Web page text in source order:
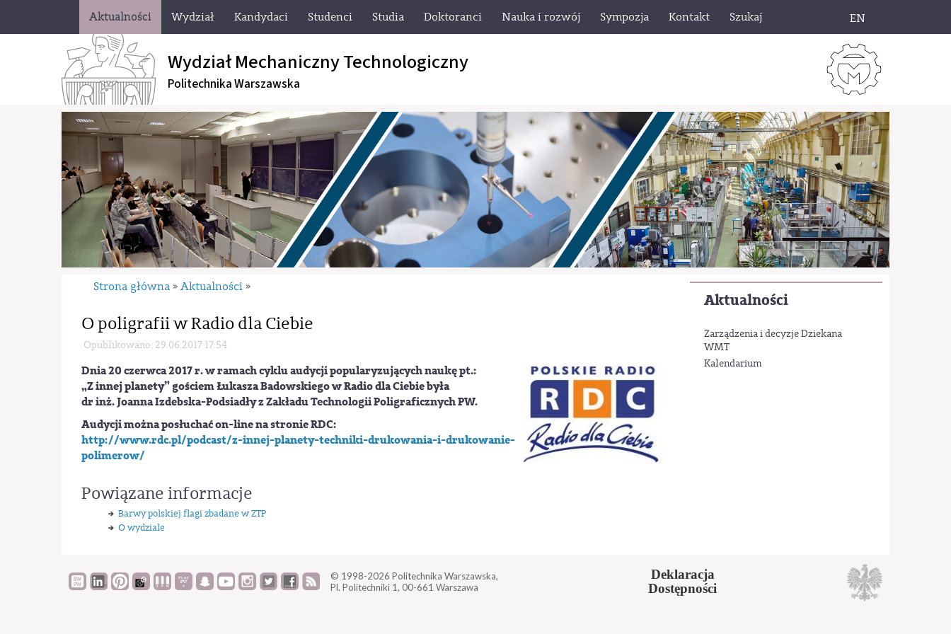
Aktualności Wydział Kandydaci Studenci Studia Doktoranci Nauka i rozwój Sympozja Kontakt Szukaj EN
Wydział Mechaniczny Technologiczny
Politechnika Warszawska
Aktualności
Zarządzenia i decyzje Dziekana
WMT
Kalendarium
Strona główna » Aktualności »
O poligrafii w Radio dla Ciebie
Opublikowano: 29.06.2017 17:54
Dnia 20 czerwca 2017 r. w ramach cyklu audycji popularyzujących naukę pt.:
„Z innej planety” gościem Łukasza Badowskiego w Radio dla Ciebie była
dr inż. Joanna Izdebska-Podsiadły z Zakładu Technologii Poligraficznych PW.
Audycji można posłuchać on-line na stronie RDC:
http://www.rdc.pl/podcast/z-innej-planety-techniki-drukowania-i-drukowanie-
polimerow/
Powiązane informacje
Barwy polskiej flagi zbadane w ZTP
O wydziale
© 1998-2026 Politechnika Warszawska,
Pl. Politechniki 1, 00-661 Warszawa
Deklaracja
Dostępności